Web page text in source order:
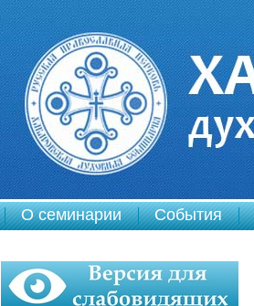
О семинарии События